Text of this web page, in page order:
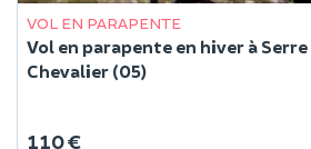
VOL EN PARAPENTE
Vol en parapente en hiver à Serre
Chevalier (05)
110 €